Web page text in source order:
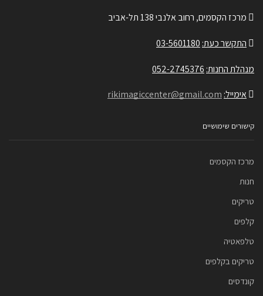
מרכז הקסמים, רחוב אלנבי 138 תל-אביב
התקשר כעת: 03-5601180
מנהלת החנות: 052-2745376
אימייל: rikimagiccenter@gmail.com
קישורים שימושיים
מרכז הקסמים
חנות
טריקים
קלפים
טלפאטיה
טריקים בקלפים
קונדסים